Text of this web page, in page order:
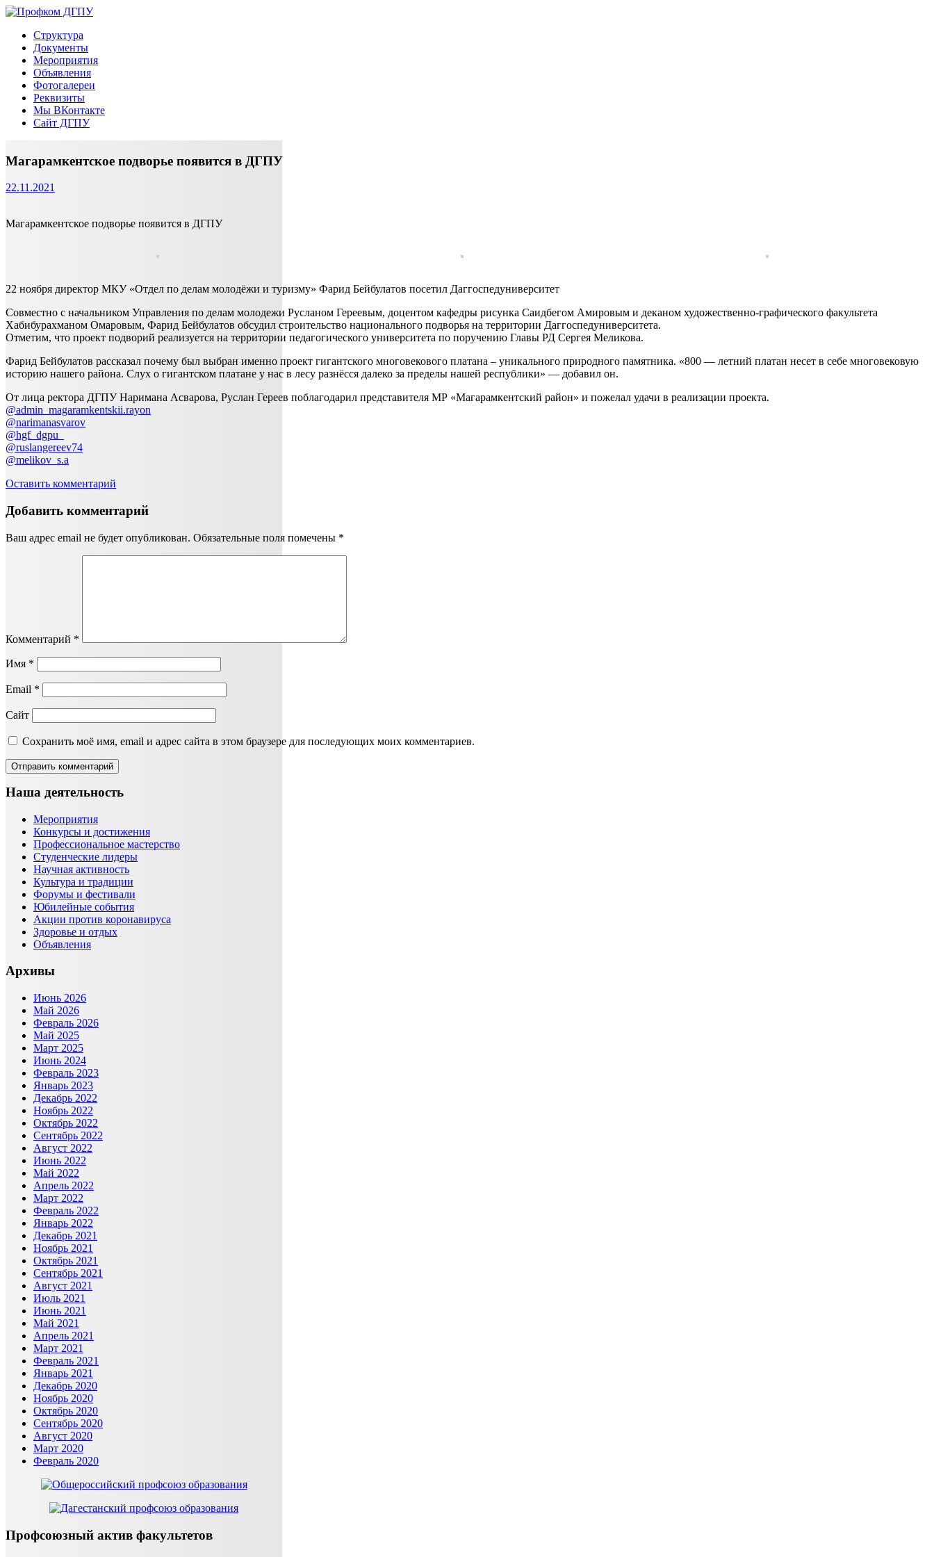
Перейти
содержимому
Профком ДГПУ
Официальный сайт профсоюзной организации
Структура
Документы
Мероприятия
Объявления
Фотогалереи
Реквизиты
Мы ВКонтакте
Сайт ДГПУ
Магарамкентское подворье появится в ДГПУ
22.11.2021
Магарамкентское подворье появится в ДГПУ
22 ноября директор МКУ «Отдел по делам молодёжи и туризму» Фарид Бейбулатов посетил Даггоспедуниверситет
Совместно с начальником Управления по делам молодежи Русланом Гереевым, доцентом кафедры рисунка Саидбегом Амировым и деканом художественно-графического факультета
Хабибурахманом Омаровым, Фарид Бейбулатов обсудил строительство национального подворья на территории Даггоспедуниверситета.
Отметим, что проект подворий реализуется на территории педагогического университета по поручению Главы РД Сергея Меликова.
Фарид Бейбулатов рассказал почему был выбран именно проект гигантского многовекового платана – уникального природного памятника. «800 — летний платан несет в себе многовековую
историю нашего района. Слух о гигантском платане у нас в лесу разнёсся далеко за пределы нашей республики» — добавил он.
От лица ректора ДГПУ Наримана Асварова, Руслан Гереев поблагодарил представителя МР «Магарамкентский район» и пожелал удачи в реализации проекта.
@admin_magaramkentskii.rayon
@narimanasvarov
@hgf_dgpu_
@ruslangereev74
@melikov_s.a
Оставить комментарий
Добавить комментарий
Ваш адрес email не будет опубликован. Обязательные поля помечены *
Комментарий *
Имя *
Email *
Сайт
Сохранить моё имя, email и адрес сайта в этом браузере для последующих моих комментариев.
Наша деятельность
Мероприятия
Конкурсы и достижения
Профессиональное мастерство
Студенческие лидеры
Научная активность
Культура и традиции
Форумы и фестивали
Юбилейные события
Акции против коронавируса
Здоровье и отдых
Объявления
Архивы
Июнь 2026
Май 2026
Февраль 2026
Май 2025
Март 2025
Июнь 2024
Февраль 2023
Январь 2023
Декабрь 2022
Ноябрь 2022
Октябрь 2022
Сентябрь 2022
Август 2022
Июнь 2022
Май 2022
Апрель 2022
Март 2022
Февраль 2022
Январь 2022
Декабрь 2021
Ноябрь 2021
Октябрь 2021
Сентябрь 2021
Август 2021
Июль 2021
Июнь 2021
Май 2021
Апрель 2021
Март 2021
Февраль 2021
Январь 2021
Декабрь 2020
Ноябрь 2020
Октябрь 2020
Сентябрь 2020
Август 2020
Март 2020
Февраль 2020
Профсоюзный актив факультетов